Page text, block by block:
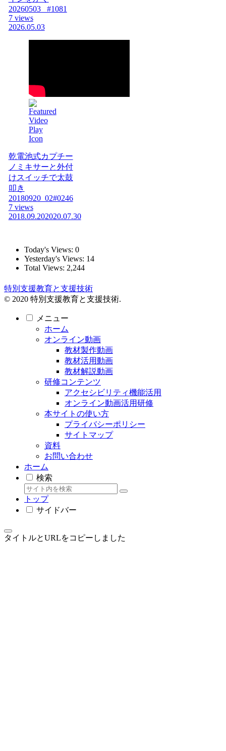
20260503_ #1081
7 views
2026.05.03
乾電池式カプチー
ノミキサーと外付
けスイッチで太鼓
叩き
20180920_02#0246
7 views
2018.09.202020.07.30
Today's Views: 0
Yesterday's Views: 14
Total Views: 2,244
特別支援教育と支援技術
© 2020 特別支援教育と支援技術.
メニュー
ホーム
オンライン動画
教材製作動画
教材活用動画
教材解説動画
研修コンテンツ
アクセシビリティ機能活用
オンライン動画活用研修
本サイトの使い方
プライバシーポリシー
サイトマップ
資料
お問い合わせ
ホーム
検索
トップ
サイドバー
タイトルとURLをコピーしました